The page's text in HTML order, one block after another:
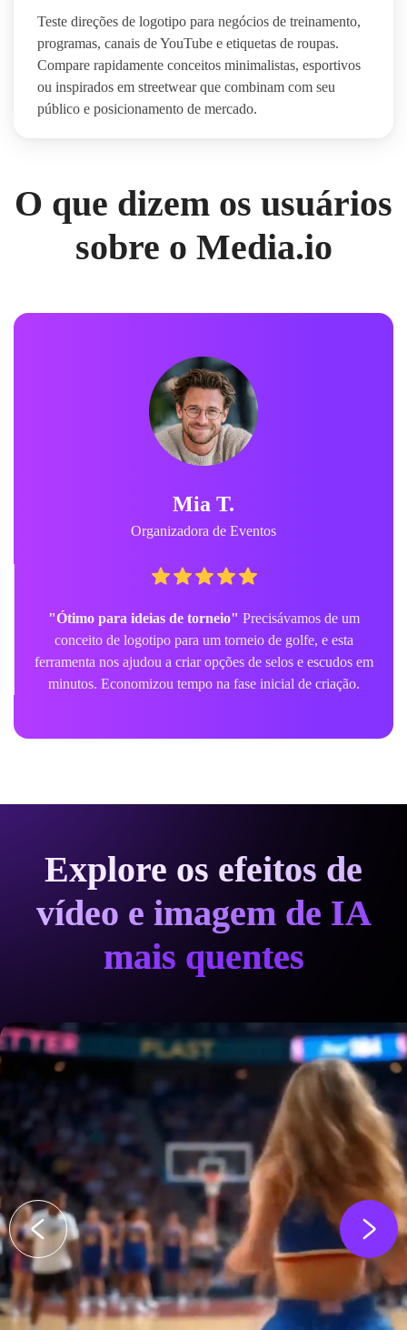
Teste direções de logotipo para negócios de treinamento,
programas, canais de YouTube e etiquetas de roupas.
Compare rapidamente conceitos minimalistas, esportivos
ou inspirados em streetwear que combinam com seu
público e posicionamento de mercado.
O que dizem os usuários
sobre o Media.io
Mia T.
Organizadora de Eventos
"Ótimo para ideias de torneio" Precisávamos de um
conceito de logotipo para um torneio de golfe, e esta
ferramenta nos ajudou a criar opções de selos e escudos em
minutos. Economizou tempo na fase inicial de criação.
Explore os efeitos de
vídeo e imagem de IA
mais quentes